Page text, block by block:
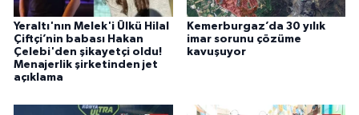
Yeraltı'nın Melek'i Ülkü Hilal
Çiftçi’nin babası Hakan
Çelebi'den şikayetçi oldu!
Menajerlik şirketinden jet
açıklama
Kemerburgaz’da 30 yılık
imar sorunu çözüme
kavuşuyor